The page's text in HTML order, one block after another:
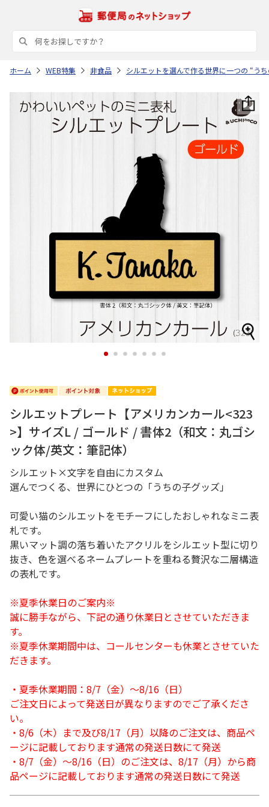
ホーム WEB特集 非食品 シルエットを選んで作る世界に一つの “う
1 2 3 4 5 6 7
シルエットプレート【アメリカンカール<323
>】サイズL / ゴールド / 書体2（和文：丸ゴシ
ック体/英文：筆記体）
シルエット×文字を自由にカスタム
選んでつくる、世界にひとつの「うちの子グッズ」
可愛い猫のシルエットをモチーフにしたおしゃれなミニ表
札です。
黒いマット調の落ち着いたアクリルをシルエット型に切り
抜き、色を選べるネームプレートを重ねる贅沢な二層構造
の表札です。
※夏季休業日のご案内※
誠に勝手ながら、下記の通り休業日とさせていただきま
す。
※夏季休業期間中は、コールセンターも休業とさせていた
だきます。
・夏季休業期間：8/7（金）～8/16（日）
ご注文日によって発送日が異なりますのでご了承くださ
い。
・8/6（木）まで及び8/17（月）以降のご注文は、商品ペ
ージに記載しております通常の発送日数にて発送
・8/7（金）～8/16（日）のご注文は、8/17（月）から商
品ページに記載しております通常の発送日数にて発送